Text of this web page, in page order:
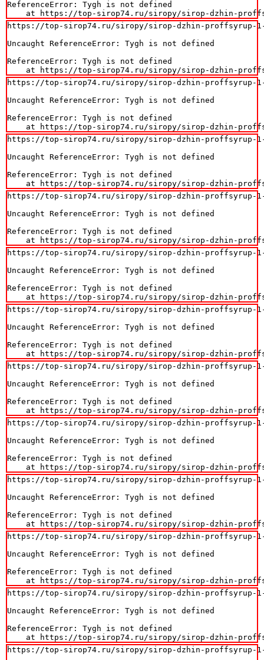
ReferenceError: Tygh is not defined
at https://top-sirop74.ru/siropy/sirop-dzhin-
https://top-sirop74.ru/siropy/sirop-dzhin-proffsyrup-1-
Uncaught ReferenceError: Tygh is not defined
ReferenceError: Tygh is not defined
at https://top-sirop74.ru/siropy/sirop-dzhin-
https://top-sirop74.ru/siropy/sirop-dzhin-proffsyrup-
Uncaught ReferenceError: Tygh is not defined
ReferenceError: Tygh is not defined
at https://top-sirop74.ru/siropy/sirop-dzhin-
https://top-sirop74.ru/siropy/sirop-dzhin-proffsyrup-
Uncaught ReferenceError: Tygh is not defined
ReferenceError: Tygh is not defined
at https://top-sirop74.ru/siropy/sirop-dzhin-
https://top-sirop74.ru/siropy/sirop-dzhin-proffsyrup-
Uncaught ReferenceError: Tygh is not defined
ReferenceError: Tygh is not defined
at https://top-sirop74.ru/siropy/sirop-dzhin-
https://top-sirop74.ru/siropy/sirop-dzhin-proffsyrup-
Uncaught ReferenceError: Tygh is not defined
ReferenceError: Tygh is not defined
at https://top-sirop74.ru/siropy/sirop-dzhin-
https://top-sirop74.ru/siropy/sirop-dzhin-proffsyrup-
Uncaught ReferenceError: Tygh is not defined
ReferenceError: Tygh is not defined
at https://top-sirop74.ru/siropy/sirop-dzhin-
https://top-sirop74.ru/siropy/sirop-dzhin-proffsyrup-
Uncaught ReferenceError: Tygh is not defined
ReferenceError: Tygh is not defined
at https://top-sirop74.ru/siropy/sirop-dzhin-
https://top-sirop74.ru/siropy/sirop-dzhin-proffsyrup-
Uncaught ReferenceError: Tygh is not defined
ReferenceError: Tygh is not defined
at https://top-sirop74.ru/siropy/sirop-dzhin-
https://top-sirop74.ru/siropy/sirop-dzhin-proffsyrup-
Uncaught ReferenceError: Tygh is not defined
ReferenceError: Tygh is not defined
at https://top-sirop74.ru/siropy/sirop-dzhin-
https://top-sirop74.ru/siropy/sirop-dzhin-proffsyrup-
Uncaught ReferenceError: Tygh is not defined
ReferenceError: Tygh is not defined
at https://top-sirop74.ru/siropy/sirop-dzhin-
https://top-sirop74.ru/siropy/sirop-dzhin-proffsyrup-
Uncaught ReferenceError: Tygh is not defined
ReferenceError: Tygh is not defined
at https://top-sirop74.ru/siropy/sirop-dzhin-
https://top-sirop74.ru/siropy/sirop-dzhin-proffsyrup-